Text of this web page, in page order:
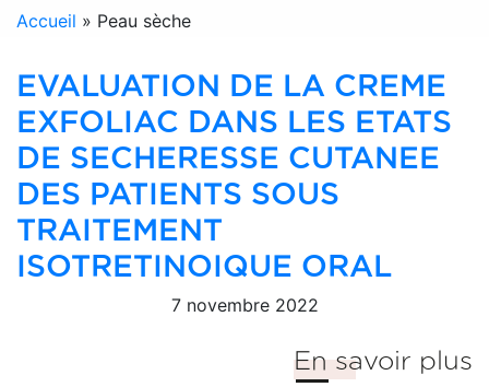
Accueil » Peau sèche
EVALUATION DE LA CREME
EXFOLIAC DANS LES ETATS
DE SECHERESSE CUTANEE
DES PATIENTS SOUS
TRAITEMENT
ISOTRETINOIQUE ORAL
7 novembre 2022
En savoir plus